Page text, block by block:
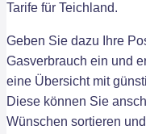
Tarife für Teichland.
Geben Sie dazu Ihre
Gasverbrauch ein und
eine Übersicht mit
Diese können Sie
Wünschen sortieren